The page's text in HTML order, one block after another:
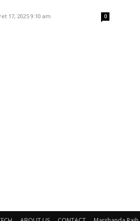
17, 2025 9:10 am 0